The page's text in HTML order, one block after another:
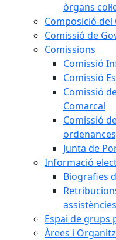
òrgans
Composició del
Comissió de
Comissions
Comissió
Comissió
Comissió
Comarcal
Comissió
Junta de
Informació
Biografies
Espai de grups
Àrees i